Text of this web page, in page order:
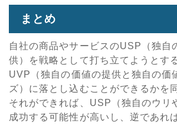
まとめ
自社の商品やサービスのUSP（独自
供）を戦略として打ち立てようとす
UVP（独自の価値の提供と独自の価
ズ）に落とし込むことができるかを
それができれば、USP（独自のウリ
成功する可能性が高いし、逆であれ